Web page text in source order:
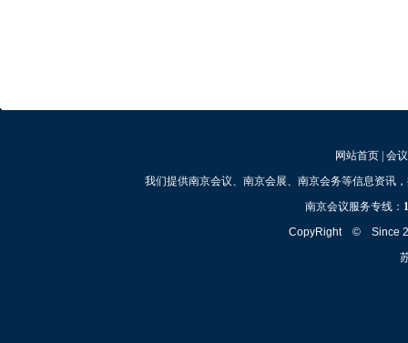
网站首页| 会
我们提供南京会议、南京会展、南京会务等信息资讯
南京会议服务专线：
CopyRight © Since